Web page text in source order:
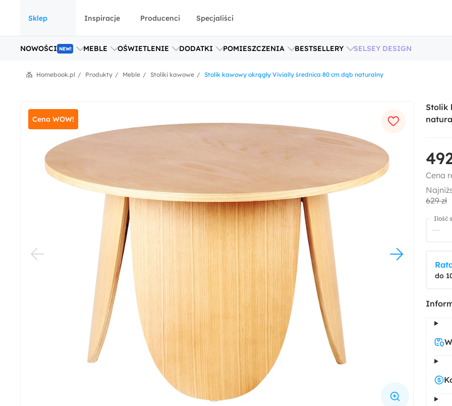
Sklep
NOWOŚCI NEW! MEBLE OŚWIETLENIE DODATKI POMIESZCZENIA BESTSELLERY SELSEY DESIGN
Inspiracje Producenci Specjaliści
Stolik kawowy okrągły Vivially średnica 80 cm dąb naturalny
Stoliki kawowe
Meble
Produkty
Homebook.pl
Cena WOW!
Stolik
Cena
629 zł
Ilość
do